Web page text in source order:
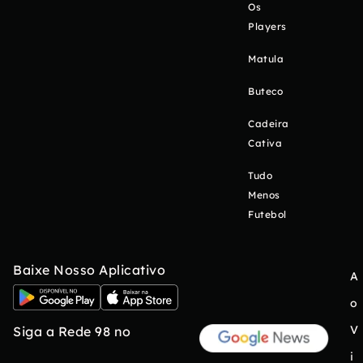
Os
Players
Matula
Buteco
Cadeira
Cativa
Tudo
Menos
Futebol
Baixe Nosso Aplicativo
Siga a Rede 98 no
A
o
V
i